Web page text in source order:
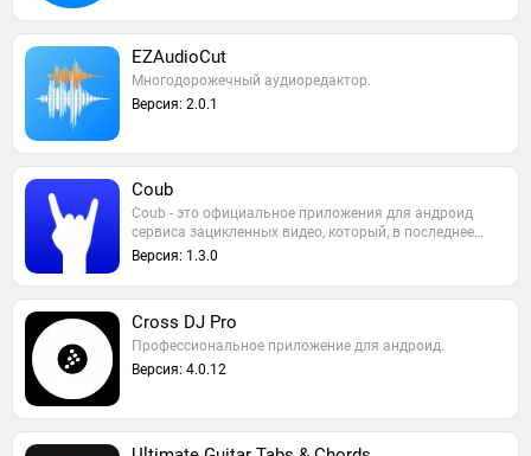
EZAudioCut
Многодорожечный аудиоредактор.
Версия: 2.0.1
Coub
Coub - это официальное приложения для андроид
сервиса зацикленных видео, который, в последнее…
Версия: 1.3.0
Cross DJ Pro
Профессиональное приложение для андроид.
Версия: 4.0.12